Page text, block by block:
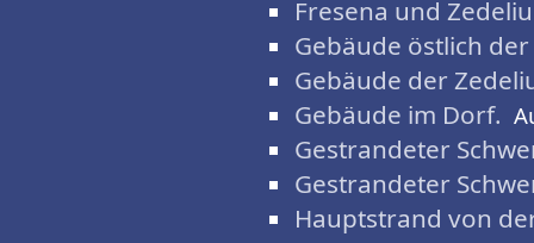
Fresena und
Gebäude östlich
Gebäude der
Gebäude im Dorf.
Gestrandeter
Gestrandeter
Hauptstrand von